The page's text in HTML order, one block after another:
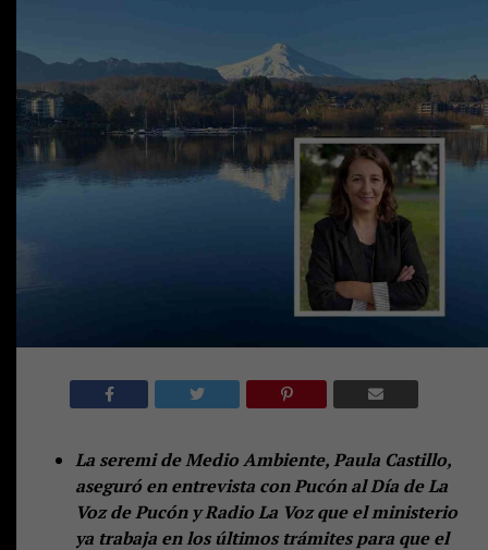
La seremi de Medio Ambiente, Paula Castillo,
aseguró en entrevista con Pucón al Día de La
Voz de Pucón y Radio La Voz que el ministerio
ya trabaja en los últimos trámites para que el